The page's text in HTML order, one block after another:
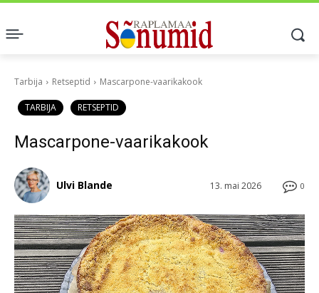
Tarbija Retseptid Mascarpone-vaarikakook
TARBIJA RETSEPTID
Mascarpone-vaarikakook
0
13. mai 2026
Ulvi Blande